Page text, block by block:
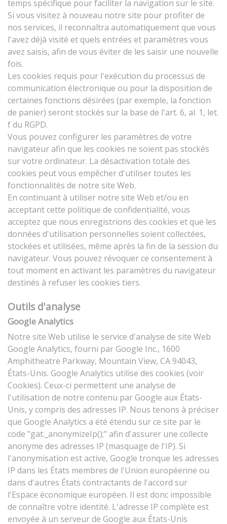
temps spécifique pour faciliter la navigation sur le site.
Si vous visitez à nouveau notre site pour profiter de
nos services, il reconnaîtra automatiquement que vous
l'avez déjà visité et quels entrées et paramètres vous
avez saisis, afin de vous éviter de les saisir une nouvelle
fois.
Les cookies requis pour l'exécution du processus de
communication électronique ou pour la disposition de
certaines fonctions désirées (par exemple, la fonction
de panier) seront stockés sur la base de l'art. 6, al. 1, let.
f du RGPD.
Vous pouvez configurer les paramètres de votre
navigateur afin que les cookies ne soient pas stockés
sur votre ordinateur. La désactivation totale des
cookies peut vous empêcher d'utiliser toutes les
fonctionnalités de notre site Web.
En continuant à utiliser notre site Web et/ou en
acceptant cette politique de confidentialité, vous
acceptez que nous enregistrions des cookies et que les
données d'utilisation personnelles soient collectées,
stockées et utilisées, même après la fin de la session du
navigateur. Vous pouvez révoquer ce consentement à
tout moment en activant les paramètres du navigateur
destinés à refuser les cookies tiers.
Outils d'analyse
Google Analytics
Notre site Web utilise le service d'analyse de site Web
Google Analytics, fourni par Google Inc., 1600
Amphitheatre Parkway, Mountain View, CA 94043,
États-Unis. Google Analytics utilise des cookies (voir
Cookies). Ceux-ci permettent une analyse de
l'utilisation de notre contenu par Google aux États-
Unis, y compris des adresses IP. Nous tenons à préciser
que Google Analytics a été étendu sur ce site par le
code "gat._anonymizeIp();" afin d'assurer une collecte
anonyme des adresses IP (masquage de l'IP). Si
l'anonymisation est active, Google tronque les adresses
IP dans les États membres de l'Union européenne ou
dans d'autres États contractants de l'accord sur
l'Espace économique européen. Il est donc impossible
de connaître votre identité. L'adresse IP complète est
envoyée à un serveur de Google aux États-Unis